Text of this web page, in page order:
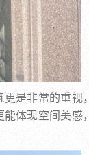
是非常的重视，
体现空间美感，